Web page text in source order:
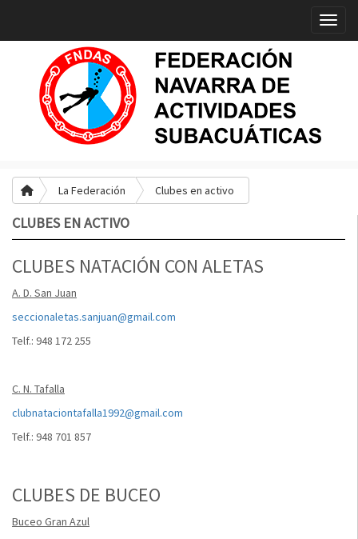
La Federación Clubes en activo
CLUBES EN ACTIVO
CLUBES NATACIÓN CON ALETAS
A. D. San Juan
seccionaletas.sanjuan@gmail.com
Telf.: 948 172 255
C. N. Tafalla
clubnataciontafalla1992@gmail.com
Telf.: 948 701 857
CLUBES DE BUCEO
Buceo Gran Azul